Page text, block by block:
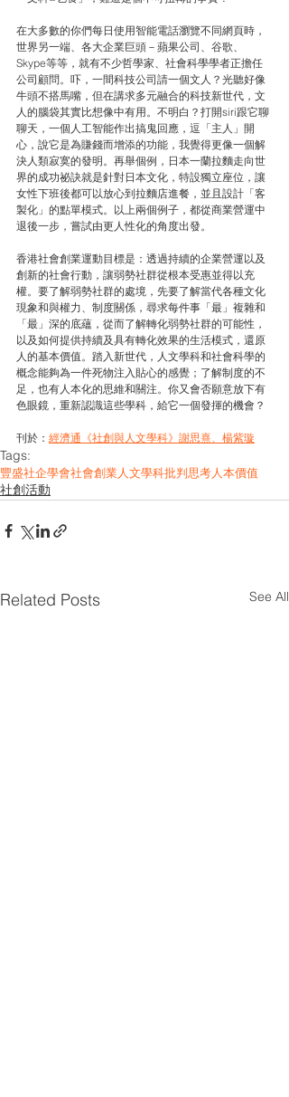
在大多數的你們每日使用智能電話瀏覽不同網頁時，
世界另一端、各大企業巨頭－蘋果公司、谷歌、
Skype等等，就有不少哲學家、社會科學學者正擔任
公司顧問。吓，一間科技公司請一個文人？光聽好像
牛頭不搭馬嘴，但在講求多元融合的科技新世代，文
人的腦袋其實比想像中有用。不明白？打開siri跟它聊
聊天，一個人工智能作出搞鬼回應，逗「主人」開
心，說它是為賺錢而增添的功能，我覺得更像一個解
決人類寂寞的發明。再舉個例，日本一蘭拉麵走向世
界的成功祕訣就是針對日本文化，特設獨立座位，讓
女性下班後都可以放心到拉麵店進餐，並且設計「客
製化」的點單模式。以上兩個例子，都從商業營運中
退後一步，嘗試由更人性化的角度出發。
香港社會創業運動目標是：透過持續的企業營運以及
創新的社會行動，讓弱勢社群從根本受惠並得以充
權。要了解弱勢社群的處境，先要了解當代各種文化
現象和與權力、制度關係，尋求每件事「最」複雜和
「最」深的底蘊，從而了解轉化弱勢社群的可能性，
以及如何提供持續及具有轉化效果的生活模式，還原
人的基本價值。踏入新世代，人文學科和社會科學的
概念能夠為一件死物注入貼心的感覺；了解制度的不
足，也有人本化的思維和關注。你又會否願意放下有
色眼鏡，重新認識這些學科，給它一個發揮的機會？
刊於： 經濟通《社創與人文學科》謝思熹、楊紫璇
Tags:
豐盛社企學會社會創業人文學科批判思考人本價值
社創活動
Related Posts See All